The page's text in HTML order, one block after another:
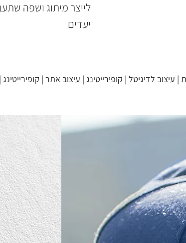
לייצר מיתוג ושפה
יעדים
| עיצוב לדיגיטל | קופירייטינג | עיצוב אתר |